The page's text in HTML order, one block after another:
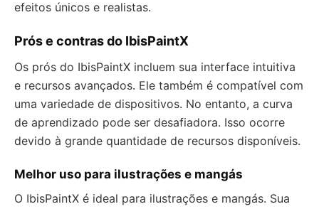
efeitos únicos e realistas.
Prós e contras do IbisPaintX
Os prós do IbisPaintX incluem sua interface intuitiva
e recursos avançados. Ele também é compatível com
uma variedade de dispositivos. No entanto, a curva
de aprendizado pode ser desafiadora. Isso ocorre
devido à grande quantidade de recursos disponíveis.
Melhor uso para ilustrações e mangás
O IbisPaintX é ideal para ilustrações e mangás. Sua